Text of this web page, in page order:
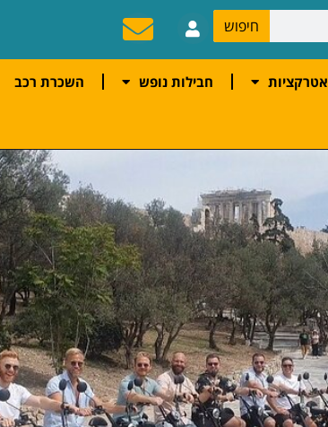
חיפוש
אטרקציות חבילות נופש השכרת רכב